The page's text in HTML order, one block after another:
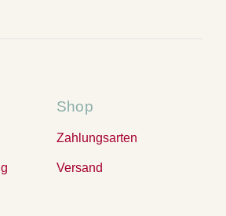
Shop
Zahlungsarten
Versand